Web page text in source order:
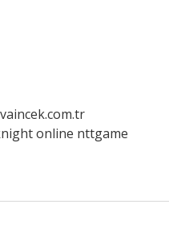
online nttgame